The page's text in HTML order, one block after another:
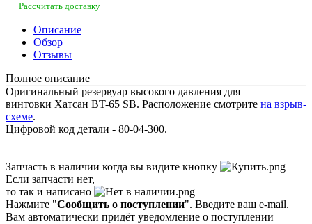
Рассчитать доставку
Описание
Обзор
Отзывы
Полное описание
Оригинальный резервуар высокого давления для
винтовки Хатсан BT-65 SB. Расположение смотрите на взрыв-
схеме.
Цифровой код детали - 80-04-300.
Запчасть в наличии когда вы видите кнопку
Если запчасти нет,
то так и написано
Нажмите "Сообщить о поступлении". Введите ваш e-mail.
Вам автоматически придёт уведомление о поступлении